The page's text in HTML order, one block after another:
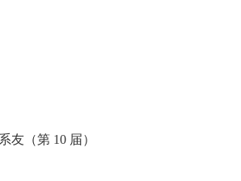
友（第 10 届）